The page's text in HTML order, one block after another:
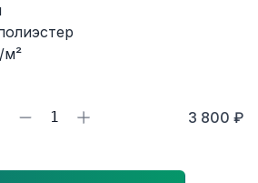
м²
1 3 800 ₽